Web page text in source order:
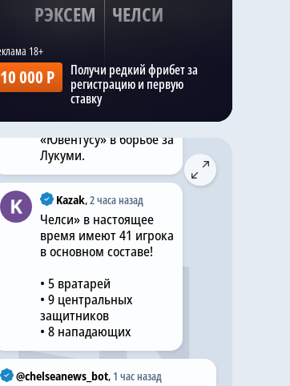
РЭКСЕМ ЧЕЛСИ
10 000 Р
Получи редкий фрибет за
регистрацию и первую
ставку
Ранее на этой неделе
сообщило, что команда
Хаби Алонсо ,
«Манчестер Юнайтед»
и «Ноттингем Форест»
присоединились к
«Ювентусу» в борьбе за
Лукуми.
Kazak,2 часа назад
Челси» в настоящее
время имеют 41 игрока
в основном составе!
• 5 вратарей
• 9 центральных
защитников
• 8 нападающих
@chelseanews_bot, 1 час назад